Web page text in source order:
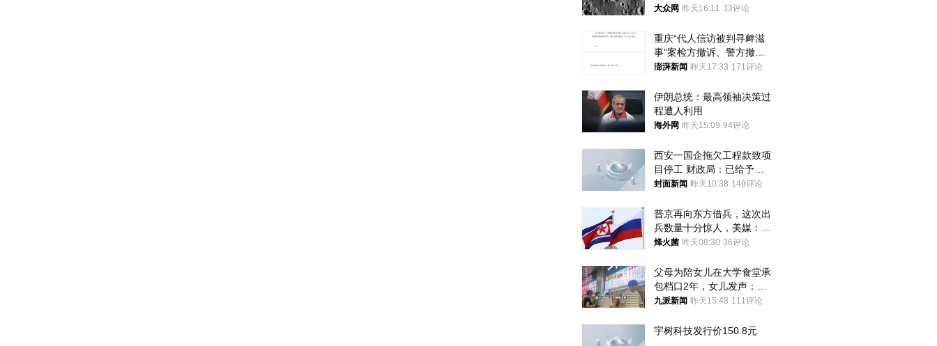
径约30米撞击坑
大众网 昨天16:11 33评论
重庆“代人信访被判寻衅滋
事”案检方撤诉、警方撤
案，两被告人获国赔
澎湃新闻 昨天17:33 171评论
伊朗总统：最高领袖决策过
程遭人利用
海外网 昨天15:09 94评论
西安一国企拖欠工程款致项
目停工 财政局：已给予处
分，正督促整改
封面新闻 昨天10:38 149评论
普京再向东方借兵，这次出
兵数量十分惊人，美媒：俄
朝要动真格？
烽火菌 昨天08:30 36评论
父母为陪女儿在大学食堂承
包档口2年，女儿发声：初
衷是为了陪伴，毕业后将不
九派新闻 昨天15:48 111评论
宇树科技发行价150.8元